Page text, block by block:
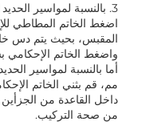
اضغط الخاتم المطاطي
المقبس، بحيث يتم دس
واضغط الخاتم
داخل القاعدة من
من صحة التركيب.